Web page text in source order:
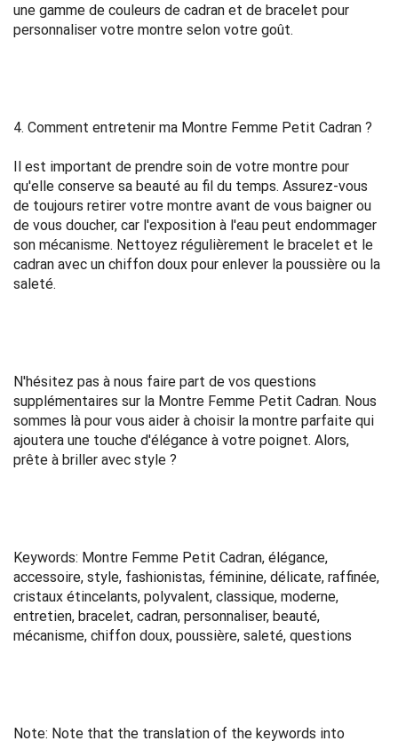
une gamme de couleurs de cadran et de bracelet pour
personnaliser votre montre selon votre goût.
4. Comment entretenir ma Montre Femme Petit Cadran ?
Il est important de prendre soin de votre montre pour
qu'elle conserve sa beauté au fil du temps. Assurez-vous
de toujours retirer votre montre avant de vous baigner ou
de vous doucher, car l'exposition à l'eau peut endommager
son mécanisme. Nettoyez régulièrement le bracelet et le
cadran avec un chiffon doux pour enlever la poussière ou la
saleté.
N'hésitez pas à nous faire part de vos questions
supplémentaires sur la Montre Femme Petit Cadran. Nous
sommes là pour vous aider à choisir la montre parfaite qui
ajoutera une touche d'élégance à votre poignet. Alors,
prête à briller avec style ?
Keywords: Montre Femme Petit Cadran, élégance,
accessoire, style, fashionistas, féminine, délicate, raffinée,
cristaux étincelants, polyvalent, classique, moderne,
entretien, bracelet, cadran, personnaliser, beauté,
mécanisme, chiffon doux, poussière, saleté, questions
Note: Note that the translation of the keywords into